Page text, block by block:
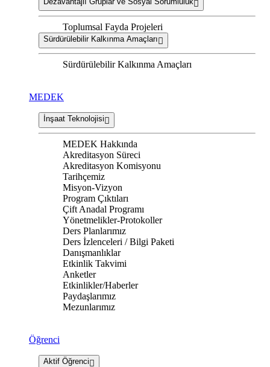
Toplumsal Fayda Projeleri
Sürdürülebilir Kalkınma Amaçları
Sürdürülebilir Kalkınma Amaçları
MEDEK
İnşaat Teknolojisi
MEDEK Hakkında
Akreditasyon Süreci
Akreditasyon Komisyonu
Tarihçemiz
Misyon-Vizyon
Program Çıktıları
Çift Anadal Programı
Yönetmelikler-Protokoller
Ders Planlarımız
Ders İzlenceleri / Bilgi Paketi
Danışmanlıklar
Etkinlik Takvimi
Anketler
Etkinlikler/Haberler
Paydaşlarımız
Mezunlarımız
Öğrenci
Aktif Öğrenci